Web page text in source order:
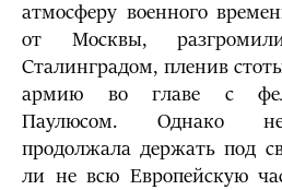
атмосферу военного
от Москвы,
Сталинградом, пленив
армию во главе с
Паулюсом. Однако
продолжала держать под
ли не всю Европейскую